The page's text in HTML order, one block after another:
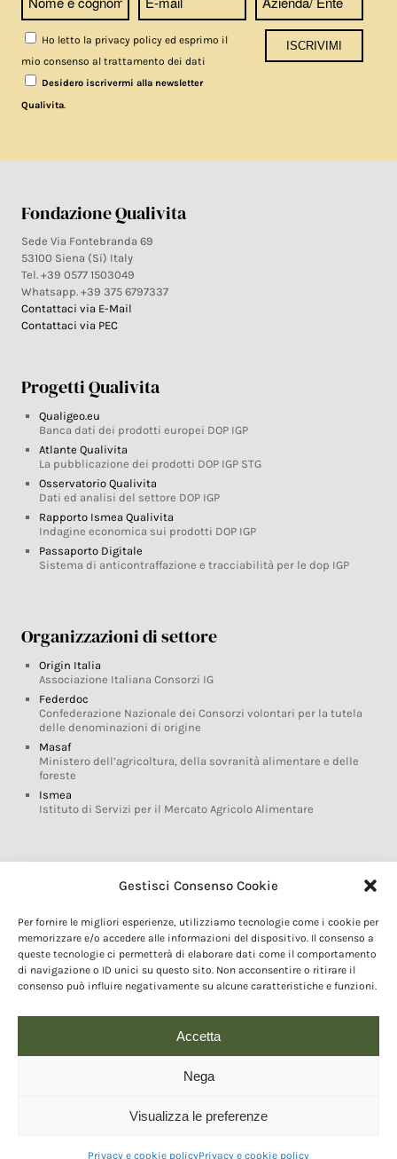
Gestisci Consenso Cookie
Per fornire le migliori esperienze, utilizziamo tecnologie come i cookie per
memorizzare e/o accedere alle informazioni del dispositivo. Il consenso a
queste tecnologie ci permetterà di elaborare dati come il comportamento
di navigazione o ID unici su questo sito. Non acconsentire o ritirare il
consenso può influire negativamente su alcune caratteristiche e funzioni.
Accetta
Nega
Visualizza le preferenze
Privacy e cookie policyPrivacy e cookie policy
Ho letto la privacy policy ed esprimo il
mio consenso al trattamento dei dati
Desidero iscrivermi alla newsletter
Qualivita.
Fondazione Qualivita
Sede Via Fontebranda 69
53100 Siena (Si) Italy
Tel. +39 0577 1503049
Whatsapp. +39 375 6797337
Contattaci via E-Mail
Contattaci via PEC
Progetti Qualivita
Qualigeo.eu
Banca dati dei prodotti europei DOP IGP
Atlante Qualivita
La pubblicazione dei prodotti DOP IGP STG
Osservatorio Qualivita
Dati ed analisi del settore DOP IGP
Rapporto Ismea Qualivita
Indagine economica sui prodotti DOP IGP
Passaporto Digitale
Sistema di anticontraffazione e tracciabilità per le dop IGP
Organizzazioni di settore
Origin Italia
Associazione Italiana Consorzi IG
Federdoc
Confederazione Nazionale dei Consorzi volontari per la tutela
delle denominazioni di origine
Masaf
Ministero dell’agricoltura, della sovranità alimentare e delle
foreste
Ismea
Istituto di Servizi per il Mercato Agricolo Alimentare
Glossario DOP IGP
Marchi DOP IGP
Normativa prodotti DOP IGP
Consorzi di Tutela
Farm To Fork e prodotti DOP IGP
comunicazione